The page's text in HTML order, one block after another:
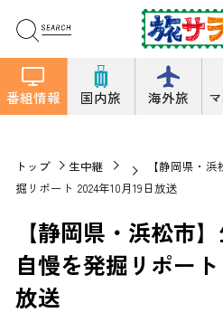
番組情報 国内旅 海外旅
トップ 生中継
【静岡県・
掘リポート 2024年10月19日放送
【静岡県・浜松市
自慢を発掘リポート
放送